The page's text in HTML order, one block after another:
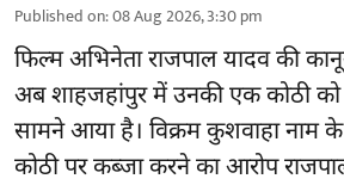
Published on:08 Aug 2026, 3:30 pm
फिल्म अभिनेताराजपाल यादवकी
अब शाहजहांपुर में उनकी एक कोठी को
सामने आया है। विक्रम कुशवाहा
कोठी पर कब्जा करने का आरोप